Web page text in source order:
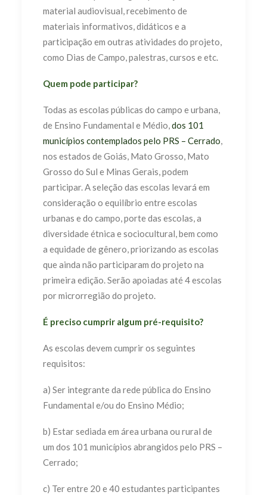
material audiovisual, recebimento de
materiais informativos, didáticos e a
participação em outras atividades do projeto,
como Dias de Campo, palestras, cursos e etc.
Quem pode participar?
Todas as escolas públicas do campo e urbana,
de Ensino Fundamental e Médio,dos 101
municípios contemplados pelo PRS – Cerrado,
nos estados de Goiás, Mato Grosso, Mato
Grosso do Sul e Minas Gerais, podem
participar. A seleção das escolas levará em
consideração o equilíbrio entre escolas
urbanas e do campo, porte das escolas, a
diversidade étnica e sociocultural, bem como
a equidade de gênero, priorizando as escolas
que ainda não participaram do projeto na
primeira edição. Serão apoiadas até 4 escolas
por microrregião do projeto.
É preciso cumprir algum pré-requisito?
As escolas devem cumprir os seguintes
requisitos:
a) Ser integrante da rede pública do Ensino
Fundamental e/ou do Ensino Médio;
b) Estar sediada em área urbana ou rural de
um dos 101 municípios abrangidos pelo PRS –
Cerrado;
c) Ter entre 20 e 40 estudantes participantes